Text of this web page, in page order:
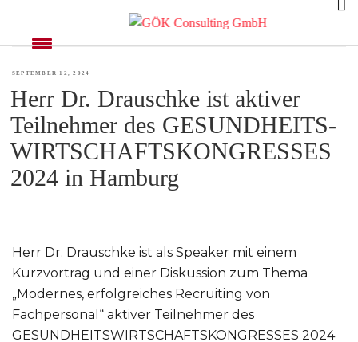
VERÖFFENTLICHT
AM
SEPTEMBER 12, 2024
Herr Dr. Drauschke ist aktiver
Teilnehmer des GESUNDHEITS-
WIRTSCHAFTSKONGRESSES
2024 in Hamburg
Herr Dr. Drauschke ist als Speaker mit einem
Kurzvortrag und einer Diskussion zum Thema
„Modernes, erfolgreiches Recruiting von
Fachpersonal“ aktiver Teilnehmer des
GESUNDHEITSWIRTSCHAFTSKONGRESSES 2024